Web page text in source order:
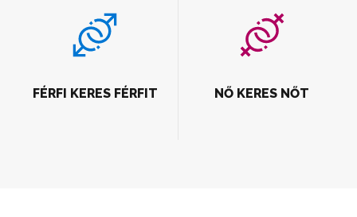
FÉRFI KERES FÉRFIT NŐ KERES NŐT